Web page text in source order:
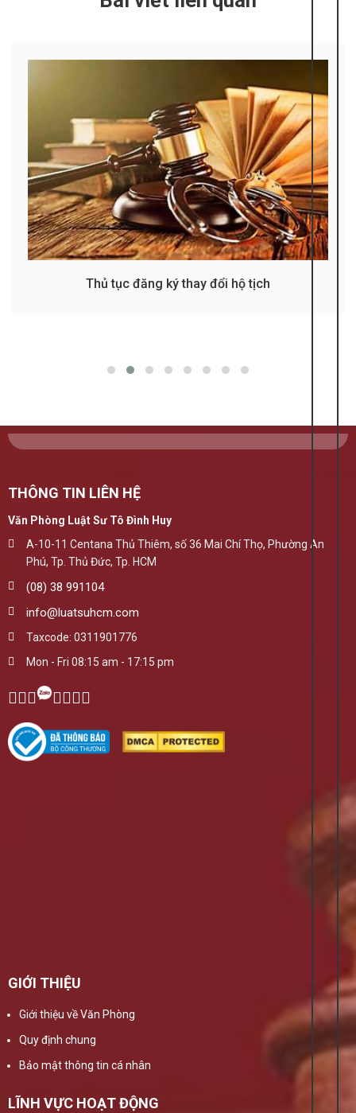
Thủ tục đăng ký thay đổi hộ tịch
THÔNG TIN LIÊN HỆ
Văn Phòng Luật Sư Tô Đình Huy
A-10-11 Centana Thủ Thiêm, số 36 Mai Chí Thọ, Phường An
Phú, Tp. Thủ Đức, Tp. HCM
(08) 38 991104
info@luatsuhcm.com
Taxcode: 0311901776
Mon - Fri 08:15 am - 17:15 pm
GIỚI THIỆU
Giới thiệu về Văn Phòng
Quy định chung
Bảo mật thông tin cá nhân
LĨNH VỰC HOẠT ĐỘNG